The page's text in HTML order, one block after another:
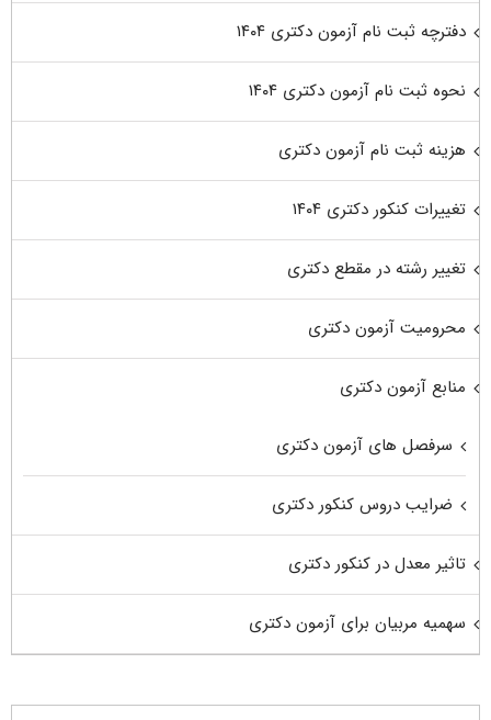
دفترچه ثبت نام آزمون دکتری ۱۴۰۴
نحوه ثبت نام آزمون دکتری ۱۴۰۴
هزینه ثبت نام آزمون دکتری
تغییرات کنکور دکتری ۱۴۰۴
تغییر رشته در مقطع دکتری
محرومیت آزمون دکتری
منابع آزمون دکتری
سرفصل های آزمون دکتری
ضرایب دروس کنکور دکتری
تاثیر معدل در کنکور دکتری
سهمیه مربیان برای آزمون دکتری